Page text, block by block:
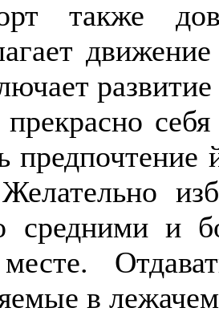
также
предпочтение
средними и
в